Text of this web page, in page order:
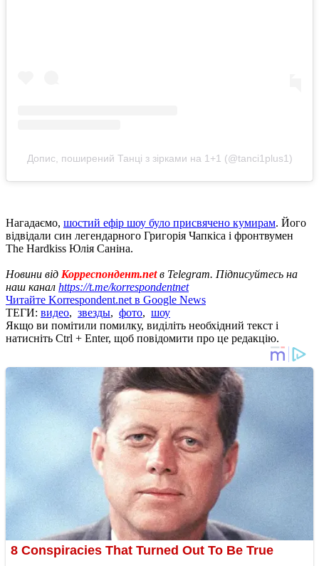
Допис, поширений Танці з зірками на 1+1 (@tanci1plus1)
Нагадаємо, шостий ефір шоу було присвячено кумирам. Його
відвідали син легендарного Григорія Чапкіса і фронтвумен
The Hardkiss Юлія Саніна.
Новини від Корреспондент.netв Telegram. Підписуйтесь на
наш канал https://t.me/korrespondentnet
Читайте Korrespondent.net в Google News
ТЕГИ: видео, звезды, фото, шоу
Якщо ви помітили помилку, виділіть необхідний текст і
натисніть Ctrl + Enter, щоб повідомити про це редакцію.